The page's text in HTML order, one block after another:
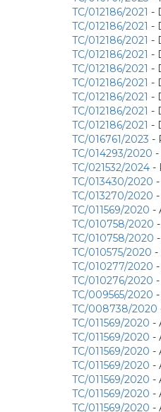
TC/012186/2021 -
TC/012186/2021 -
TC/012186/2021 -
TC/012186/2021 -
TC/012186/2021 -
TC/012186/2021 -
TC/012186/2021 -
TC/012186/2021 -
TC/012186/2021 -
TC/016761/2023 -
TC/014293/2020 -
TC/021532/2024 -
TC/013430/2020
TC/013270/2020
TC/011569/2020 -
TC/010758/2020
TC/010758/2020
TC/010575/2020 -
TC/010277/2020
TC/010276/2020
TC/009565/2020
TC/008738/2020
TC/011569/2020 -
TC/011569/2020 -
TC/011569/2020 -
TC/011569/2020 -
TC/011569/2020 -
TC/011569/2020 -
TC/011569/2020 -